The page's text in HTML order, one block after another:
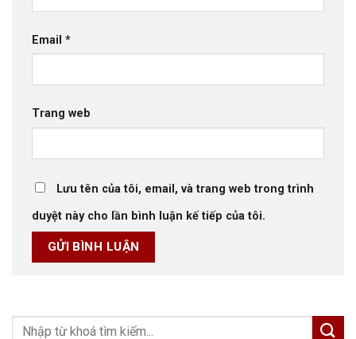
Email *
Trang web
Lưu tên của tôi, email, và trang web trong trình
duyệt này cho lần bình luận kế tiếp của tôi.